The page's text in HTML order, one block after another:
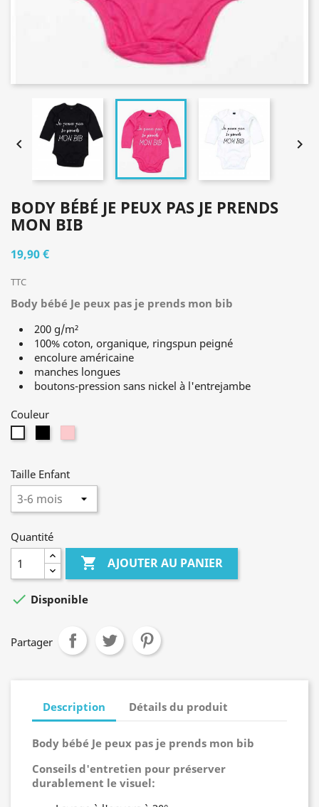
 
BODY BÉBÉ JE PEUX PAS JE PRENDS
MON BIB
19,90 €
TTC
Body bébé Je peux pas je prends mon bib
200 g/m²
100% coton, organique, ringspun peigné
encolure américaine
manches longues
boutons-pression sans nickel à l'entrejambe
Couleur
Taille Enfant
Quantité
 AJOUTER AU PANIER
 Disponible
Partager
Description Détails du produit
Body bébé Je peux pas je prends mon bib
Conseils d'entretien pour préserver
durablement le visuel: